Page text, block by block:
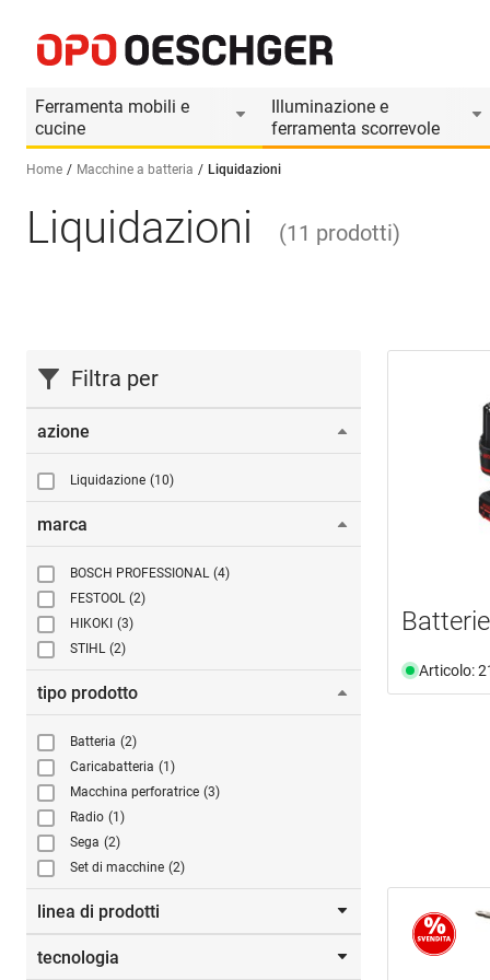
Ferramenta mobili e
cucine
Illuminazione e
ferramenta scorrevole
Seleziona una lingua (IT)
Home Macchine a batteria Liquidazioni
Liquidazioni (11 prodotti)
Filtra per
azione
Liquidazione (10)
marca
BOSCH PROFESSIONAL (4)
FESTOOL (2)
HIKOKI (3)
STIHL (2)
tipo prodotto
Batteria (2)
Caricabatteria (1)
Macchina perforatrice (3)
Radio (1)
Sega (2)
Set di macchine (2)
linea di prodotti
BITURBO
tecnologia
Articolo: